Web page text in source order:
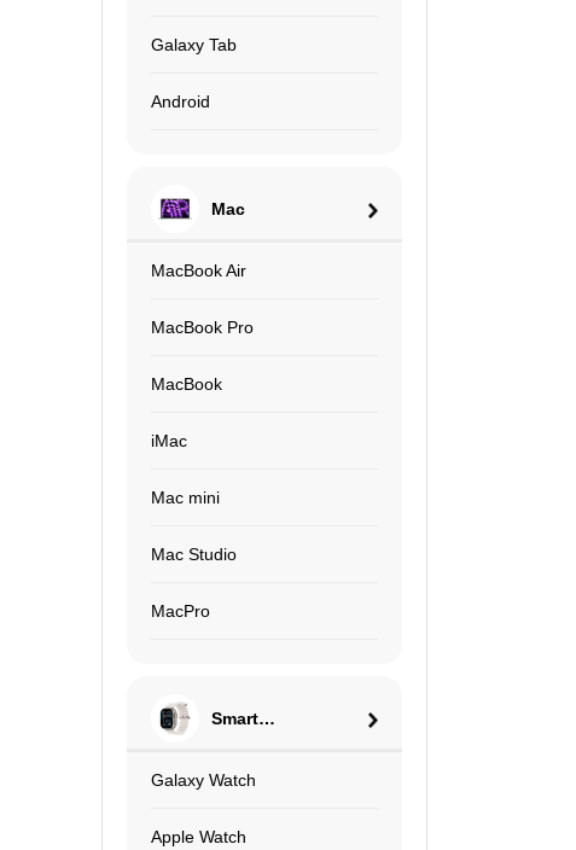
Galaxy Tab
Android
Mac
MacBook Air
MacBook Pro
MacBook
iMac
Mac mini
Mac Studio
MacPro
Smart
Galaxy Watch
Apple Watch